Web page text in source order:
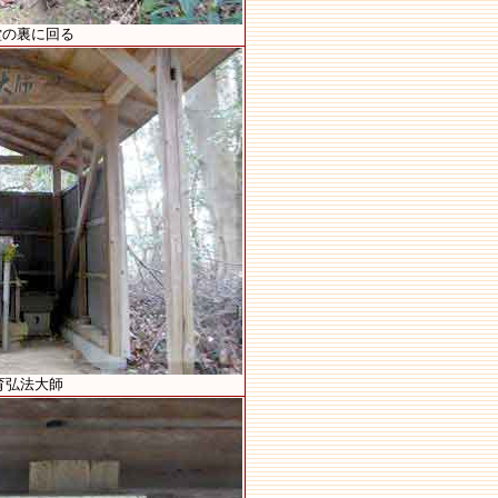
裏に回る
弘法大師